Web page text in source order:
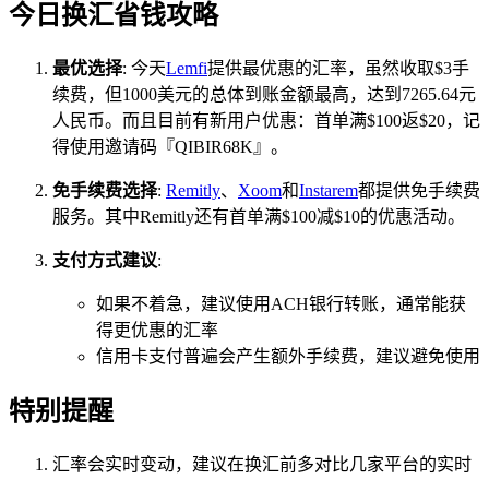
今日换汇省钱攻略
最优选择: 今天Lemfi提供最优惠的汇率，虽然收取$3手
续费，但1000美元的总体到账金额最高，达到7265.64元
人民币。而且目前有新用户优惠：首单满$100返$20，记
得使用邀请码『QIBIR68K』。
免手续费选择: Remitly、 Xoom和Instarem都提供免手续费
服务。其中Remitly还有首单满$100减$10的优惠活动。
支付方式建议:
如果不着急，建议使用ACH银行转账，通常能获
得更优惠的汇率
信用卡支付普遍会产生额外手续费，建议避免使用
特别提醒
汇率会实时变动，建议在换汇前多对比几家平台的实时